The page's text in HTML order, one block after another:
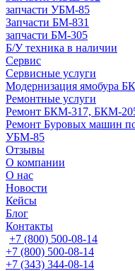
запчасти УБМ-85
Запчасти БМ-831
запчасти БМ-305
Б/У техника в наличии
Сервис
Сервисные услуги
Модернизация ямобура
Ремонтные услуги
Ремонт БКМ-317, БКМ-
Ремонт Буровых машин
УБМ-85
Отзывы
О компании
О нас
Новости
Кейсы
Блог
Контакты
+7 (800) 500-08-14
+7 (800) 500-08-14
+7 (343) 344-08-14